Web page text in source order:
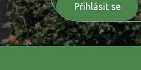
Přihlásit se